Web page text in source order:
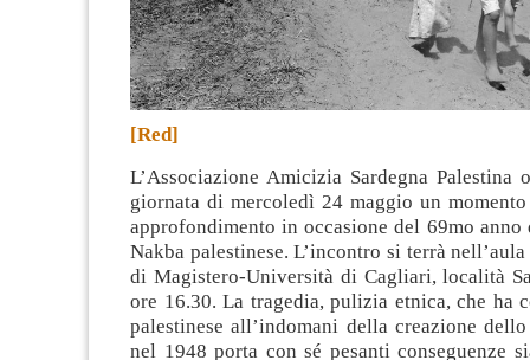
[Red]
L’Associazione Amicizia Sardegna Palestina
giornata di mercoledì 24 maggio un
approfondimento in occasione del 69mo
Nakba palestinese. L’incontro si terrà
di Magistero-Università di Cagliari, località
ore 16.30. La tragedia, pulizia etnica, che ha
palestinese all’indomani della creazione
nel 1948 porta con sé pesanti conseguenze